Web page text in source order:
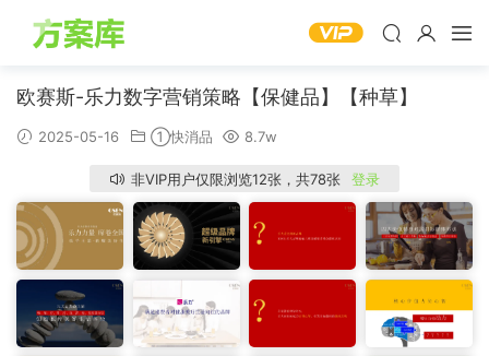
欧赛斯-乐力数字营销策略【保健品】【种草】
2025-05-16 ①快消品 8.7w
非VIP用户仅限浏览12张，共78张 登录